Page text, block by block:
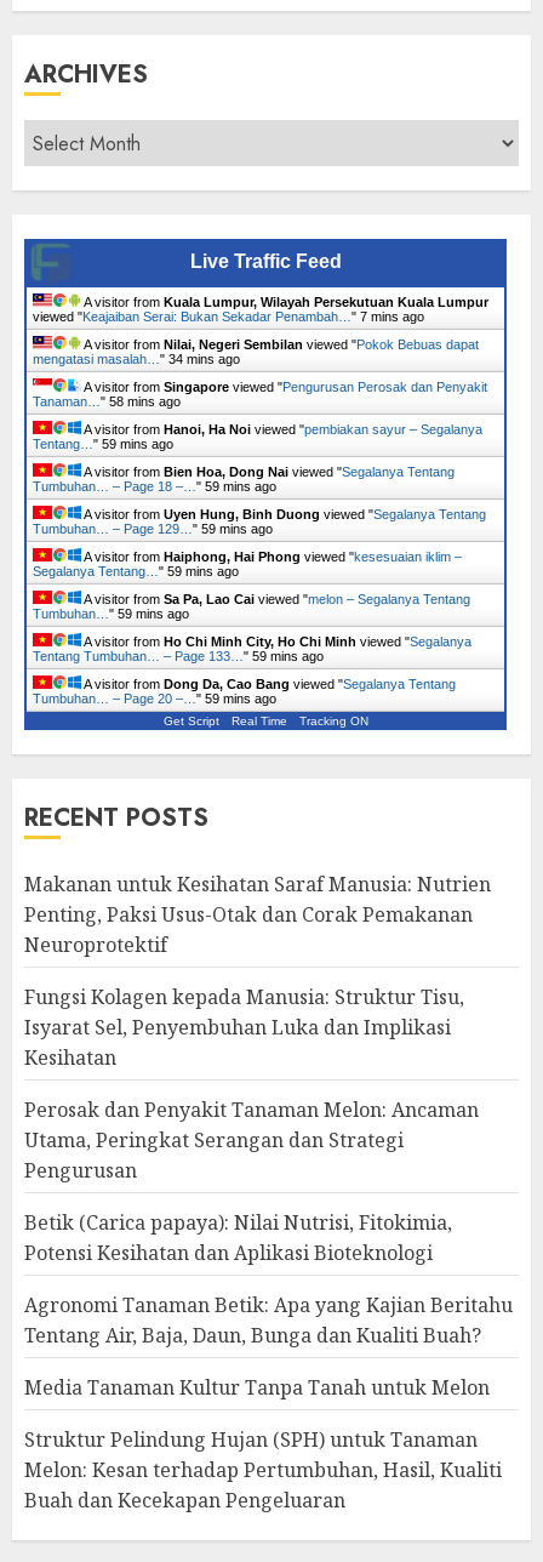
ARCHIVES
Archives
Live Traffic Feed
A visitor from Kuala Lumpur, Wilayah Persekutuan Kuala Lumpur
viewed "Keajaiban Serai: Bukan Sekadar Penambah… " 7 mins ago
A visitor from Nilai, Negeri Sembilan viewed "Pokok Bebuas dapat
mengatasi masalah… " 35 mins ago
A visitor from Singapore viewed "Pengurusan Perosak dan Penyakit
Tanaman… " 58 mins ago
A visitor from Hanoi, Ha Noi viewed "pembiakan sayur – Segalanya
Tentang… " 59 mins ago
A visitor from Bien Hoa, Dong Nai viewed "Segalanya Tentang
Tumbuhan… – Page 18 –… " 59 mins ago
A visitor from Uyen Hung, Binh Duong viewed "Segalanya Tentang
Tumbuhan… – Page 129… " 59 mins ago
A visitor from Haiphong, Hai Phong viewed "kesesuaian iklim –
Segalanya Tentang… " 59 mins ago
A visitor from Sa Pa, Lao Cai viewed "melon – Segalanya Tentang
Tumbuhan… " 59 mins ago
A visitor from Ho Chi Minh City, Ho Chi Minh viewed "Segalanya
Tentang Tumbuhan… – Page 133… " 59 mins ago
A visitor from Dong Da, Cao Bang viewed "Segalanya Tentang
Tumbuhan… – Page 20 –… " 59 mins ago
Get Script Real Time Tracking ON
RECENT POSTS
Makanan untuk Kesihatan Saraf Manusia: Nutrien
Penting, Paksi Usus-Otak dan Corak Pemakanan
Neuroprotektif
Fungsi Kolagen kepada Manusia: Struktur Tisu,
Isyarat Sel, Penyembuhan Luka dan Implikasi
Kesihatan
Perosak dan Penyakit Tanaman Melon: Ancaman
Utama, Peringkat Serangan dan Strategi
Pengurusan
Betik (Carica papaya): Nilai Nutrisi, Fitokimia,
Potensi Kesihatan dan Aplikasi Bioteknologi
Agronomi Tanaman Betik: Apa yang Kajian Beritahu
Tentang Air, Baja, Daun, Bunga dan Kualiti Buah?
Media Tanaman Kultur Tanpa Tanah untuk Melon
Struktur Pelindung Hujan (SPH) untuk Tanaman
Melon: Kesan terhadap Pertumbuhan, Hasil, Kualiti
Buah dan Kecekapan Pengeluaran